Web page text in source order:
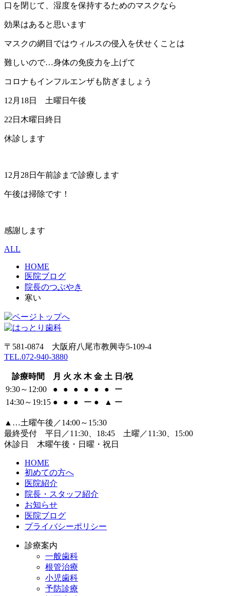
口を閉じて、湿度を保持するためのマスクなら
効果はあると思います
マスクの網目ではウィルスの侵入を伏せくことは
難しいので…身体の免疫力を上げて
コロナもインフルエンザも防ぎましょう
12月18日 土曜日午後
22日木曜日終日
休診します
12月28日午前診まで診療します
午後は掃除です！
感謝します
ALL
HOME
医院ブログ
院長のつぶやき
寒い
〒581-0874 大阪府八尾市教興寺5-109-4
TEL.072-940-3880
診療時間 月 火 水 木 金 土 日/祝
9:30～12:00
● ● ● ● ● ●
ー
14:30～19:15 ● ● ● ー ● ▲ ー
▲…土曜午後／14:00～15:30
最終受付 平日／11:30、18:45 土曜／11:30、15:00
休診日 木曜午後・日曜・祝日
HOME
初めての方へ
医院紹介
院長・スタッフ紹介
お知らせ
医院ブログ
プライバシーポリシー
診療案内
一般歯科
根管治療
小児歯科
予防診療